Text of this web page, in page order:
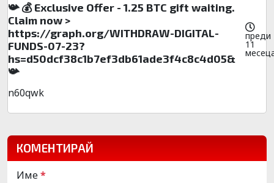
📯 💰 Exclusive Offer - 1.25 BTC gift waiting.
Claim now >
https://graph.org/WITHDRAW-DIGITAL-
FUNDS-07-23?
hs=d50dcf38c1b7ef3db61ade3f4c8c4d05&
📯
преди
11
n60qwk
КОМЕНТИРАЙ
Име*